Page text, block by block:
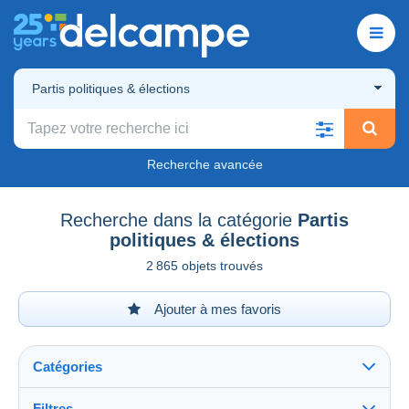
Partis politiques & élections
Recherche avancée
Recherche dans la catégorie Partis
politiques & élections
2 865 objets trouvés
Ajouter à mes favoris
Catégories